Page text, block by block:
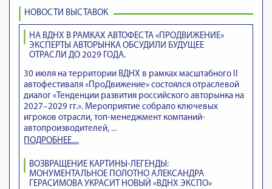
НОВОСТИ ВЫСТАВОК
НА ВДНХ В РАМКАХ АВТОФЕСТА «ПРОДВИЖЕНИЕ»
ЭКСПЕРТЫ АВТОРЫНКА ОБСУДИЛИ БУДУЩЕЕ
ОТРАСЛИ ДО 2029 ГОДА.
30 июля на территории ВДНХ в рамках масштабного II
автофестиваля «ПроДвижение» состоялся отраслевой
диалог «Тенденции развития российского авторынка на
2027–2029 гг.». Мероприятие собрало ключевых
игроков отрасли, топ-менеджмент компаний-
автопроизводителей, ...
ПОДРОБНЕЕ....
ВОЗВРАЩЕНИЕ КАРТИНЫ-ЛЕГЕНДЫ:
МОНУМЕНТАЛЬНОЕ ПОЛОТНО АЛЕКСАНДРА
ГЕРАСИМОВА УКРАСИТ НОВЫЙ «ВДНХ ЭКСПО»